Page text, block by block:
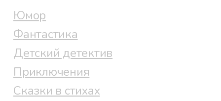
Юмор
Фантастика
Детский детектив
Приключения
Сказки в стихах